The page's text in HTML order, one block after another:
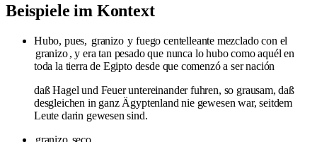
Beispiele im Kontext
Hubo, pues, granizo y fuego centelleante mezclado con el
granizo, y era tan pesado que nunca lo hubo como aquél en
toda la tierra de Egipto desde que comenzó a ser nación
daß Hagel und Feuer untereinander fuhren, so grausam, daß
desgleichen in ganz Ägyptenland nie gewesen war, seitdem
Leute darin gewesen sind.
granizo seco